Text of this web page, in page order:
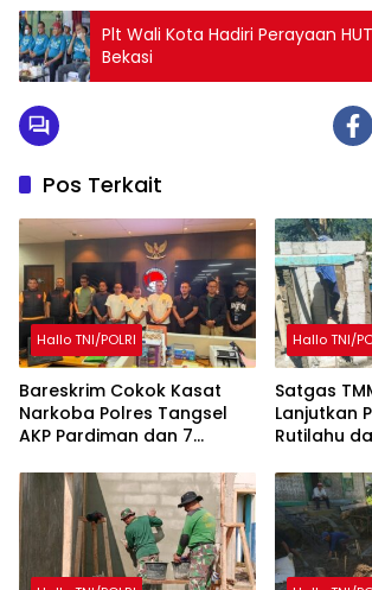
Plt Wali Kota Hadiri Perayaan
Bekasi
Pos Terkait
Hallo TNI/POLRI
Bareskrim Cokok Kasat
Narkoba Polres Tangsel
AKP Pardiman dan 7
Hallo TNI/
Satgas
Lanjutkan
Rutilahu